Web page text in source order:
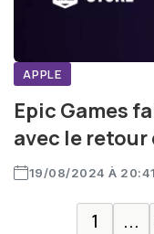
APPLE
Epic Games
avec le retour
19/08/2024 À 20:41
1 ...